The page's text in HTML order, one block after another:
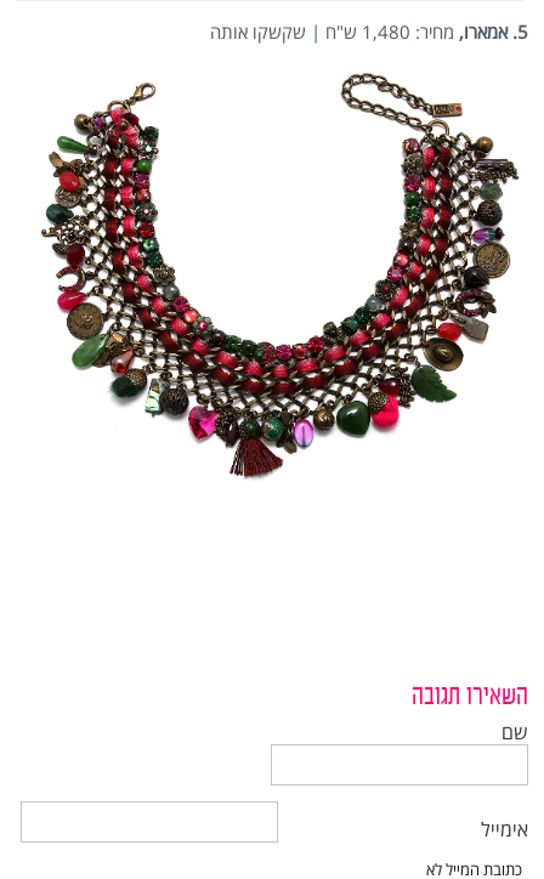
5. אמארו, מחיר: 1,480 ש"ח | שקשקו אותה
השאירו תגובה
שם
אימייל